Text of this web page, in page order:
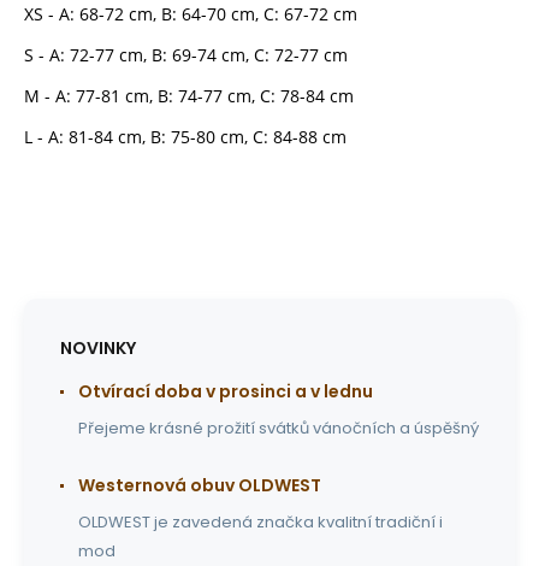
XS - A: 68-72 cm, B: 64-70 cm, C: 67-72 cm
S - A: 72-77 cm, B: 69-74 cm, C: 72-77 cm
M - A: 77-81 cm, B: 74-77 cm, C: 78-84 cm
L - A: 81-84 cm, B: 75-80 cm, C: 84-88 cm
NOVINKY
Otvírací doba v prosinci a v lednu
Přejeme krásné prožití svátků vánočních a úspěšný
Westernová obuv OLDWEST
OLDWEST je zavedená značka kvalitní tradiční i
mod